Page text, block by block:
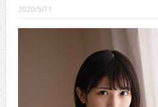
CINEMA×STYLE 288号
CINEMA×STYLE 287号
CINEMA×STYLE 286号
CINEMA×STYLE 285号
CINEMA×STYLE 294号
2020/5/11